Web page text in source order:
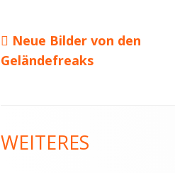
Beitragsnavigation
Vorheriger
Beitrag:
Neue Bilder von den
Geländefreaks
Inhalt
WEITERES